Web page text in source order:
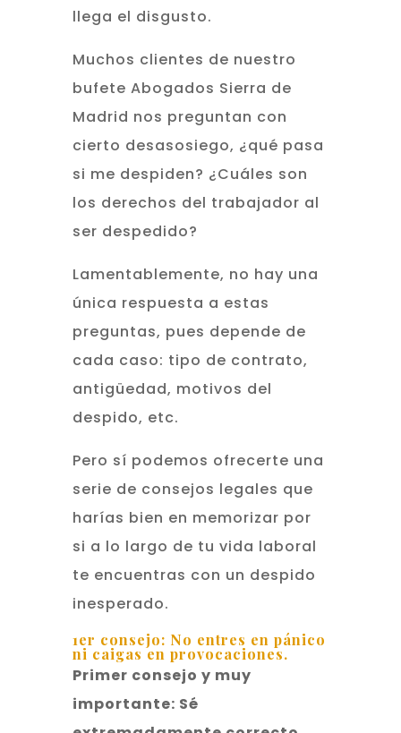
llega el disgusto.
Muchos clientes de nuestro
bufete Abogados Sierra de
Madrid nos preguntan con
cierto desasosiego, ¿qué pasa
si me despiden? ¿Cuáles son
los derechos del trabajador al
ser despedido?
Lamentablemente, no hay una
única respuesta a estas
preguntas, pues depende de
cada caso: tipo de contrato,
antigüedad, motivos del
despido, etc.
Pero sí podemos ofrecerte una
serie de consejos legales que
harías bien en memorizar por
si a lo largo de tu vida laboral
te encuentras con un despido
inesperado.
1er consejo: No entres en pánico
ni caigas en provocaciones.
Primer consejo y muy
importante: Sé